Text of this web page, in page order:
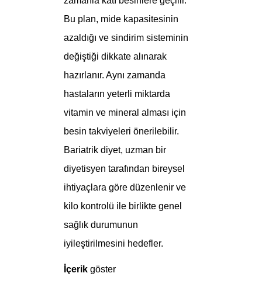
Bu plan, mide kapasitesinin
azaldığı ve sindirim sisteminin
değiştiği dikkate alınarak
hazırlanır. Aynı zamanda
hastaların yeterli miktarda
vitamin ve mineral alması için
besin takviyeleri önerilebilir.
Bariatrik diyet, uzman bir
diyetisyen tarafından bireysel
ihtiyaçlara göre düzenlenir ve
kilo kontrolü ile birlikte genel
sağlık durumunun
iyileştirilmesini hedefler.
İçerik göster